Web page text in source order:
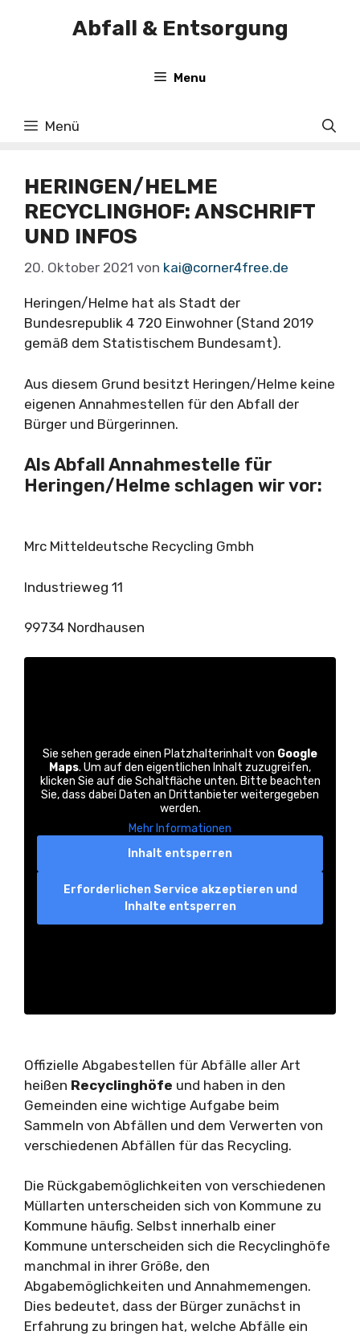
Abfall & Entsorgung
Menu
Menü
HERINGEN/HELME
RECYCLINGHOF: ANSCHRIFT
UND INFOS
20. Oktober 2021 von kai@corner4free.de
Heringen/Helme hat als Stadt der
Bundesrepublik 4 720 Einwohner (Stand 2019
gemäß dem Statistischem Bundesamt).
Aus diesem Grund besitzt Heringen/Helme keine
eigenen Annahmestellen für den Abfall der
Bürger und Bürgerinnen.
Als Abfall Annahmestelle für
Heringen/Helme schlagen wir vor:
Mrc Mitteldeutsche Recycling Gmbh
Industrieweg 11
99734 Nordhausen
Sie sehen gerade einen Platzhalterinhalt von Google
Maps. Um auf den eigentlichen Inhalt zuzugreifen,
klicken Sie auf die Schaltfläche unten. Bitte beachten
Sie, dass dabei Daten an Drittanbieter weitergegeben
werden.
Mehr Informationen
Inhalt entsperren
Erforderlichen Service akzeptieren und
Inhalte entsperren
Offizielle Abgabestellen für Abfälle aller Art
heißen Recyclinghöfe und haben in den
Gemeinden eine wichtige Aufgabe beim
Sammeln von Abfällen und dem Verwerten von
verschiedenen Abfällen für das Recycling.
Die Rückgabemöglichkeiten von verschiedenen
Müllarten unterscheiden sich von Kommune zu
Kommune häufig. Selbst innerhalb einer
Kommune unterscheiden sich die Recyclinghöfe
manchmal in ihrer Größe, den
Abgabemöglichkeiten und Annahmemengen.
Dies bedeutet, dass der Bürger zunächst in
Erfahrung zu bringen hat, welche Abfälle ein